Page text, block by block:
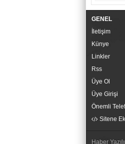
GENEL
İletişim
Künye
Linkler
Rss
Üye Ol
Üye Girişi
Önemli
Sitene
Haber